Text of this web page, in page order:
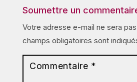
Soumettre un
Votre adresse e-mail ne sera
champs obligatoires sont